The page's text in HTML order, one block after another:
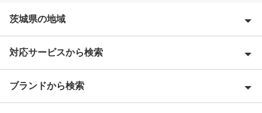
茨城県の地域
石岡市
稲敷郡
対応サービスから検索
Award 受賞店
ブランドから検索